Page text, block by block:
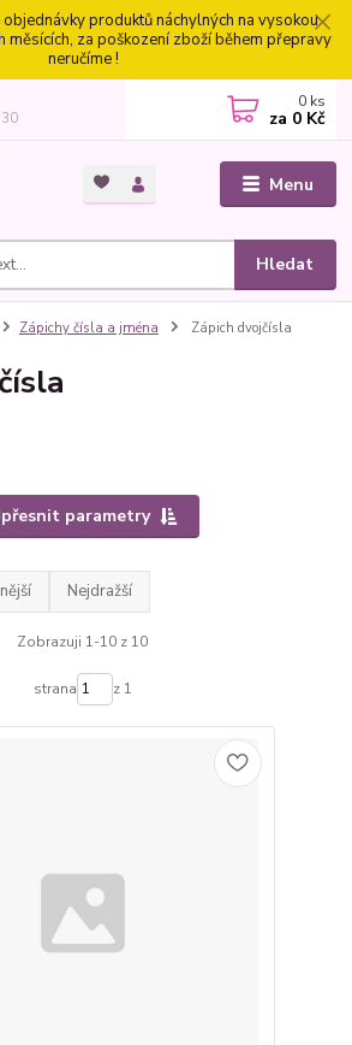
objednávky produktů náchylných na vysokou
měsících, za poškození zboží během přepravy
neručíme !
Menu
Hledat
0 ks
za 0 Kč
Zápichy čísla a jména Zápich dvojčísla
parametry
Nejdražší
Zobrazuji 1-10 z 10
strana z 1